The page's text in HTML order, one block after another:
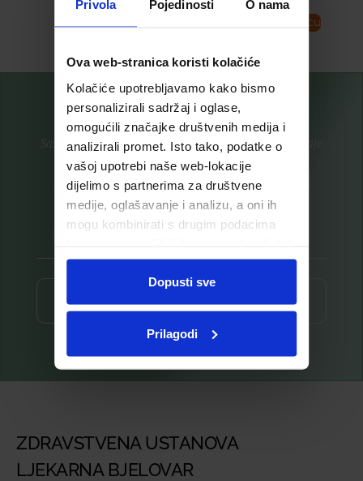
Privola Pojedinosti O nama
Ova web-stranica koristi kolačiće
Kolačiće upotrebljavamo kako bismo
personalizirali sadržaj i oglase,
omogućili značajke društvenih medija i
analizirali promet. Isto tako, podatke o
vašoj upotrebi naše web-lokacije
dijelimo s partnerima za društvene
medije, oglašavanje i analizu, a oni ih
mogu kombinirati s drugim podacima
ste upotrebljavali njihove usluge.
Dopusti sve
Prilagodi
Dodaj u košaricu
Saznajte prvi za nove proizvode i ekskluzivne promocije
Prijavite se na listu za novosti
Prijava ⟶
ZDRAVSTVENA USTANOVA
LJEKARNA BJELOVAR